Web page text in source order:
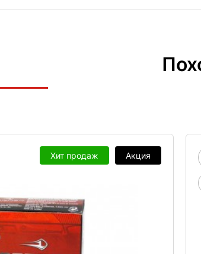
Хит продаж Акция